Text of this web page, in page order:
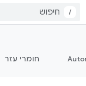
/
חומרי עזר